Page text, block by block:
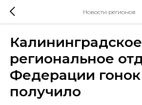
Новости регионов
Калининградское
региональное
Федерации
получило